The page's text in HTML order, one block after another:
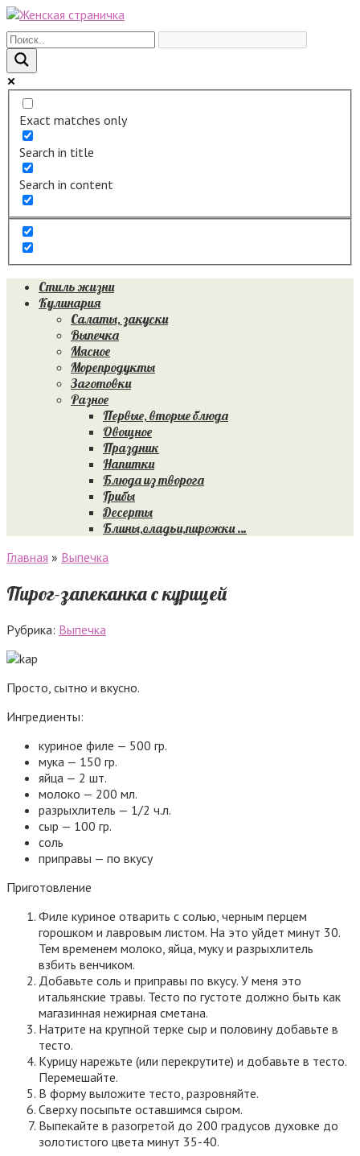
Перейти
к
контенту
Exact matches only
Search in title
Search in content
Стиль жизни
Кулинария
Салаты, закуски
Выпечка
Мясное
Морепродукты
Заготовки
Разное
Первые, вторые блюда
Овощное
Праздник
Напитки
Блюда из творога
Грибы
Десерты
Блины,оладьи,пирожки …
Главная » Выпечка
Пирог-запеканка с курицей
Рубрика: Выпечка
Просто, сытно и вкусно.
Ингредиенты:
куриное филе — 500 гр.
мука — 150 гр.
яйца — 2 шт.
молоко — 200 мл.
разрыхлитель — 1/2 ч.л.
сыр — 100 гр.
соль
приправы — по вкусу
Приготовление
Филе куриное отварить с солью, черным перцем
горошком и лавровым листом. На это уйдет минут 30.
Тем временем молоко, яйца, муку и разрыхлитель
взбить венчиком.
Добавьте соль и приправы по вкусу. У меня это
итальянские травы. Тесто по густоте должно быть как
магазинная нежирная сметана.
Натрите на крупной терке сыр и половину добавьте в
тесто.
Курицу нарежьте (или перекрутите) и добавьте в тесто.
Перемешайте.
В форму выложите тесто, разровняйте.
Сверху посыпьте оставшимся сыром.
Выпекайте в разогретой до 200 градусов духовке до
золотистого цвета минут 35-40.